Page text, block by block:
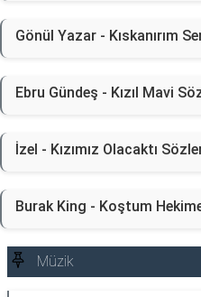
Gönül Yazar - Kıskanırım
Ebru Gündeş - Kızıl Mavi
İzel - Kızımız Olacaktı
Burak King - Koştum
Müzik